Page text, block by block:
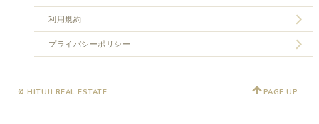
利用規約
プライバシーポリシー
© HITUJI REAL ESTATE PAGE UP